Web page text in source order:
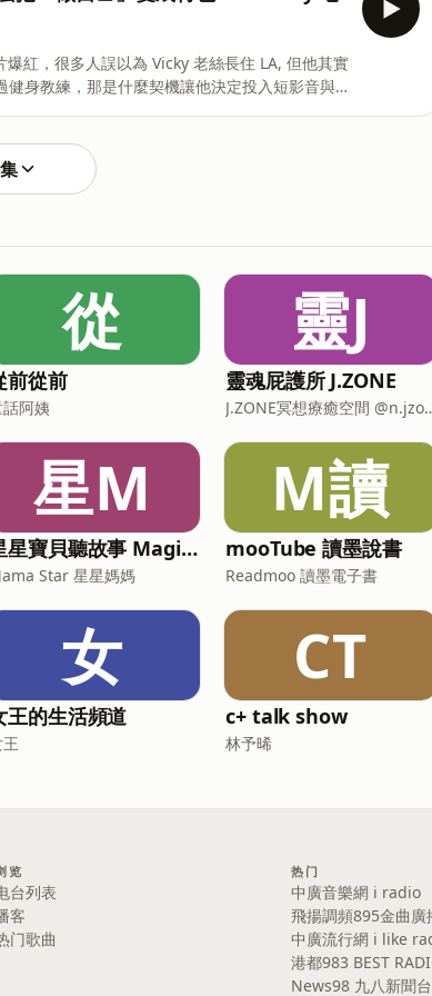
紅，很多人誤以為 Vicky 老絲長住 LA, 但他其實
身教練，那是什麼契機讓他決定投入短影音與
從
前從前
阿姨
靈J
靈魂屁護所 J.ZONE
J.ZONE冥
星M
星星寶貝聽故事 Magic Chinese Stories for Kids
Star 星星媽媽
M讀
mooTube 讀墨說書
Readmoo 讀墨電子書
女
王的生活頻道
CT
c+ talk show
林予晞
览
台列表
客
门歌曲
热门
中廣音樂網 i radio
飛揚調頻895金曲廣
中廣流行網 i like
港都983 BEST
News98 九八新聞台